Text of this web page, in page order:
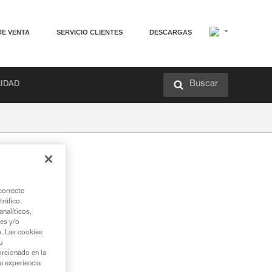
VENTA SERVICIO CLIENTES DESCARGAS
Buscar
y/o
Las cookies
en la
experiencia